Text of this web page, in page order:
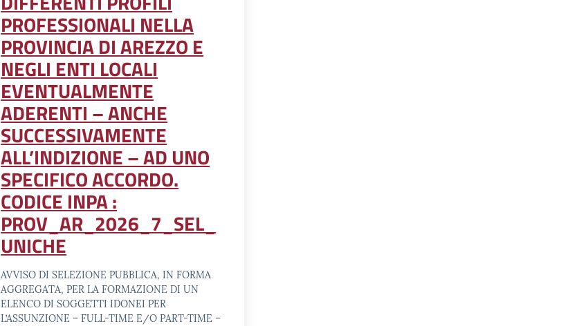
PROFESSIONALI NELLA
PROVINCIA DI AREZZO E
NEGLI ENTI LOCALI
EVENTUALMENTE
ADERENTI – ANCHE
SUCCESSIVAMENTE
ALL’INDIZIONE – AD UNO
SPECIFICO ACCORDO.
CODICE INPA :
PROV_AR_2026_7_SEL_
UNICHE
AVVISO DI SELEZIONE PUBBLICA, IN FORMA
AGGREGATA, PER LA FORMAZIONE DI UN
ELENCO DI SOGGETTI IDONEI PER
L’ASSUNZIONE – FULL-TIME E/O PART-TIME –